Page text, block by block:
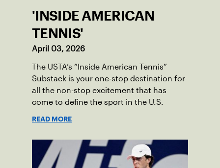
'INSIDE AMERICAN
TENNIS'
April 03, 2026
The USTA’s “Inside American Tennis”
Substack is your one-stop destination for
all the non-stop excitement that has
come to define the sport in the U.S.
READ MORE